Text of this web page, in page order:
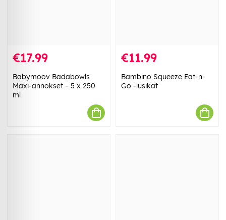
€17.99
Babymoov Badabowls
Maxi-annokset – 5 x 250
ml
€11.99
Bambino Squeeze Eat-n-
Go -lusikat